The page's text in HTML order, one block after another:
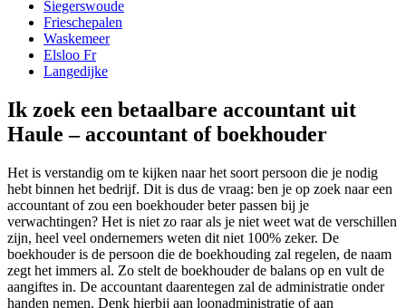
Siegerswoude
Frieschepalen
Waskemeer
Elsloo Fr
Langedijke
Ik zoek een betaalbare accountant uit
Haule – accountant of boekhouder
Het is verstandig om te kijken naar het soort persoon die je nodig
hebt binnen het bedrijf. Dit is dus de vraag: ben je op zoek naar een
accountant of zou een boekhouder beter passen bij je
verwachtingen? Het is niet zo raar als je niet weet wat de verschillen
zijn, heel veel ondernemers weten dit niet 100% zeker. De
boekhouder is de persoon die de boekhouding zal regelen, de naam
zegt het immers al. Zo stelt de boekhouder de balans op en vult de
aangiftes in. De accountant daarentegen zal de administratie onder
handen nemen. Denk hierbij aan loonadministratie of aan